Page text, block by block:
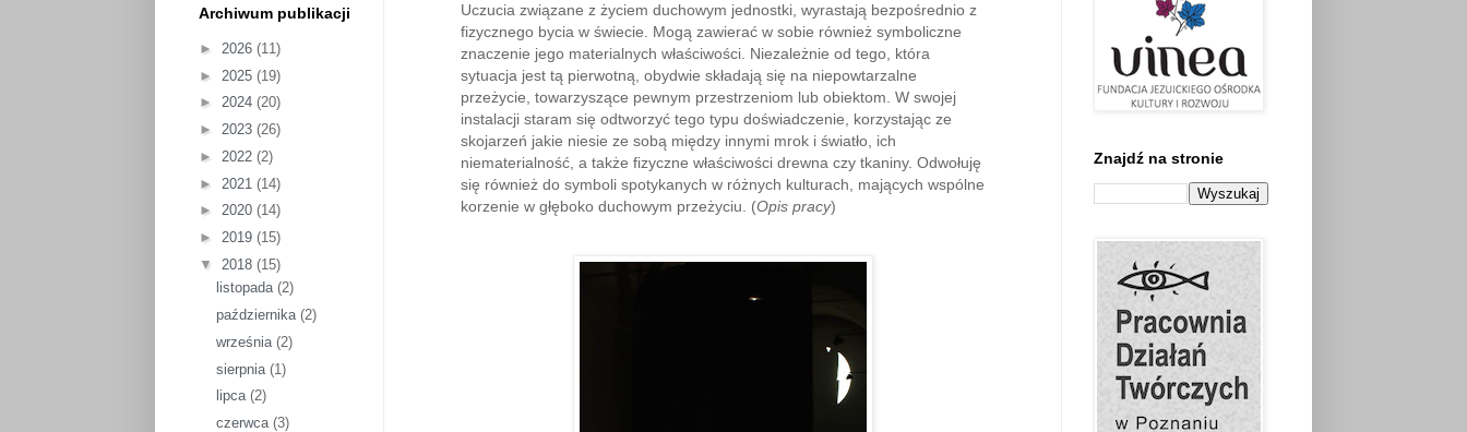
Uczucia związane z życiem duchowym jednostki, wyrastają bezpośrednio z
fizycznego bycia w świecie. Mogą zawierać w sobie również symboliczne
znaczenie jego materialnych właściwości. Niezależnie od tego, która
sytuacja jest tą pierwotną, obydwie składają się na niepowtarzalne
przeżycie, towarzyszące pewnym przestrzeniom lub obiektom. W swojej
instalacji staram się odtworzyć tego typu doświadczenie, korzystając ze
skojarzeń jakie niesie ze sobą między innymi mrok i światło, ich
niematerialność, a także fizyczne właściwości drewna czy tkaniny. Odwołuję
się również do symboli spotykanych w różnych kulturach, mających wspólne
korzenie w głęboko duchowym przeżyciu. (Opis pracy)
Archiwum publikacji
► 2026 (11)
► 2025 (19)
► 2024 (20)
► 2023 (26)
► 2022 (2)
► 2021 (14)
► 2020 (14)
► 2019 (15)
▼ 2018 (15)
listopada (2)
października (2)
września (2)
sierpnia (1)
lipca (2)
czerwca (3)
Znajdź na stronie